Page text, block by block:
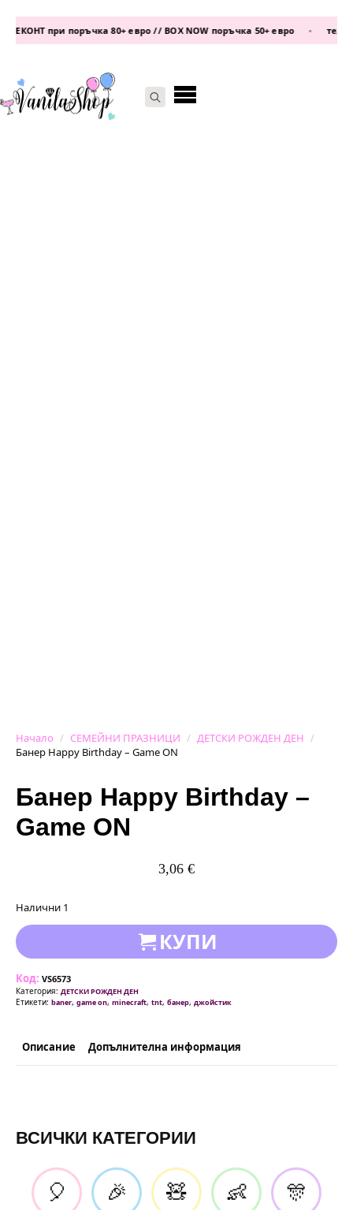
при поръчка 80+ евро // BOX NOW поръчка 50+ евро •
Начало СЕМЕЙНИ ПРАЗНИЦИ
ДЕТСКИ РОЖДЕН ДЕН
Банер Happy Birthday – Game ON
Банер Happy Birthday –
Game ON
3,06 €
Налични 1
КУПИ
Код: VS6573
Категория: ДЕТСКИ РОЖДЕН ДЕН
Етикети: baner, game on, minecraft, tnt, банер, джойстик
Описание Допълнителна информация
ВСИЧКИ КАТЕГОРИИ
🎈 🎉 🧸 👶 🎊